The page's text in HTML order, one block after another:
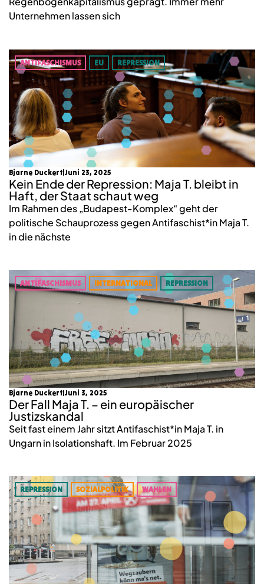
Unternehmen lassen sich
ANTIFASCHISMUS EU REPRESSION
Bjarne Duckert Juni 23, 2025
Kein Ende der Repression: Maja T. bleibt in
Haft, der Staat schaut weg
Im Rahmen des „Budapest-Komplex“ geht der
politische Schauprozess gegen Antifaschist*in Maja T.
in die nächste
ANTIFASCHISMUS INTERNATIONAL REPRESSION
Bjarne Duckert Juni 3, 2025
Der Fall Maja T. – ein europäischer
Justizskandal
Seit fast einem Jahr sitzt Antifaschist*in Maja T. in
Ungarn in Isolationshaft. Im Februar 2025
REPRESSION SOZIALPOLITIK WAHLEN